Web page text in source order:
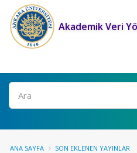
Akademik Veri
Ara
ANA SAYFA SON EKLENEN YAYINLAR